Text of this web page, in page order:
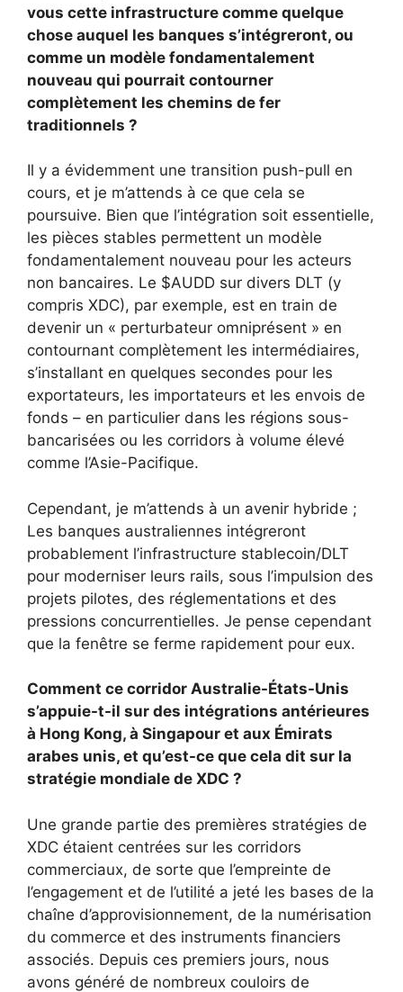
vous cette infrastructure comme quelque
chose auquel les banques s’intégreront, ou
comme un modèle fondamentalement
nouveau qui pourrait contourner
complètement les chemins de fer
traditionnels ?
Il y a évidemment une transition push-pull en
cours, et je m’attends à ce que cela se
poursuive. Bien que l’intégration soit essentielle,
les pièces stables permettent un modèle
fondamentalement nouveau pour les acteurs
non bancaires. Le $AUDD sur divers DLT (y
compris XDC), par exemple, est en train de
devenir un « perturbateur omniprésent » en
contournant complètement les intermédiaires,
s’installant en quelques secondes pour les
exportateurs, les importateurs et les envois de
fonds – en particulier dans les régions sous-
bancarisées ou les corridors à volume élevé
comme l’Asie-Pacifique.
Cependant, je m’attends à un avenir hybride ;
Les banques australiennes intégreront
probablement l’infrastructure stablecoin/DLT
pour moderniser leurs rails, sous l’impulsion des
projets pilotes, des réglementations et des
pressions concurrentielles. Je pense cependant
que la fenêtre se ferme rapidement pour eux.
Comment ce corridor Australie-États-Unis
s’appuie-t-il sur des intégrations antérieures
à Hong Kong, à Singapour et aux Émirats
arabes unis, et qu’est-ce que cela dit sur la
stratégie mondiale de XDC ?
Une grande partie des premières stratégies de
XDC étaient centrées sur les corridors
commerciaux, de sorte que l’empreinte de
l’engagement et de l’utilité a jeté les bases de la
chaîne d’approvisionnement, de la numérisation
du commerce et des instruments financiers
associés. Depuis ces premiers jours, nous
avons généré de nombreux couloirs de